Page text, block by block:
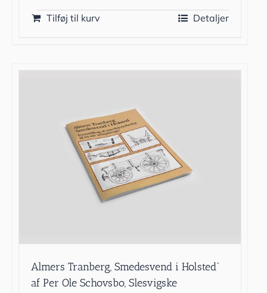
Tilføj til kurv Detaljer
Almers Tranberg, Smedesvend i Holsted”
af Per Ole Schovsbo, Slesvigske